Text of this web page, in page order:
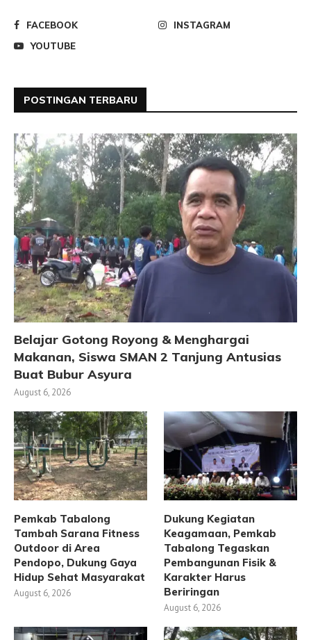
FACEBOOK
INSTAGRAM
YOUTUBE
POSTINGAN TERBARU
Belajar Gotong Royong & Menghargai
Makanan, Siswa SMAN 2 Tanjung Antusias
Buat Bubur Asyura
August 6, 2026
Pemkab Tabalong
Tambah Sarana Fitness
Outdoor di Area
Pendopo, Dukung Gaya
Hidup Sehat Masyarakat
August 6, 2026
Dukung Kegiatan
Keagamaan, Pemkab
Tabalong Tegaskan
Pembangunan Fisik &
Karakter Harus
Beriringan
August 6, 2026